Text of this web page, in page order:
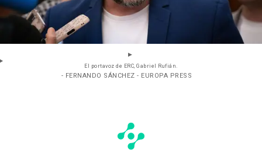
El portavoz de ERC, Gabriel Rufián.
- FERNANDO SÁNCHEZ - EUROPA PRESS